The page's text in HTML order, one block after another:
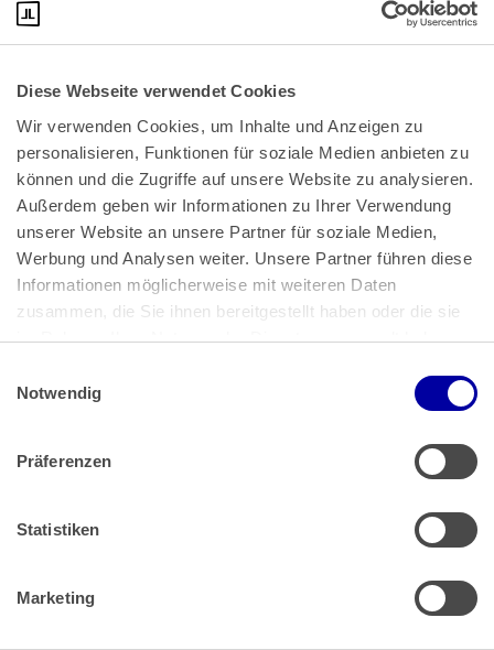
Diese Webseite verwendet Cookies
Wir verwenden Cookies, um Inhalte und Anzeigen zu
personalisieren, Funktionen für soziale Medien anbieten zu
können und die Zugriffe auf unsere Website zu analysieren.
Außerdem geben wir Informationen zu Ihrer Verwendung
unserer Website an unsere Partner für soziale Medien,
Werbung und Analysen weiter. Unsere Partner führen diese
Informationen möglicherweise mit weiteren Daten
zusammen, die Sie ihnen bereitgestellt haben oder die sie
im Rahmen Ihrer Nutzung der Dienste gesammelt haben.
Impressum
Notwendig
Präferenzen
Statistiken
Marketing
Bundeskanzlerplatz 2
53113 Bonn
Pressemitteilungen|AGB
Impressum|Datenschutz
Muster Widerrufsformular (PDF)
Barrierefreiheit